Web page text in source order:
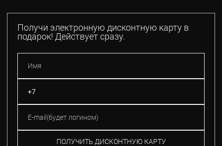
Получи электронную дисконтную карту в
подарок! Действует сразу.
ПОЛУЧИТЬ ДИСКОНТНУЮ КАРТУ